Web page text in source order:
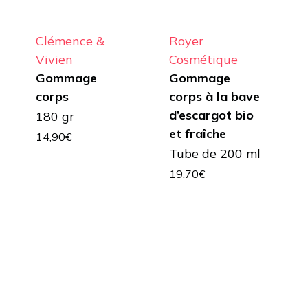
Clémence &
Vivien
Gommage
corps
180 gr
14,90€
Royer
Cosmétique
Gommage
corps à la bave
d’escargot bio
et fraîche
Tube de 200 ml
19,70€